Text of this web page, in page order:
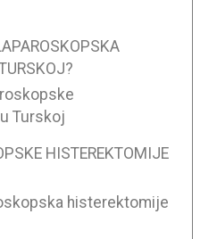
Turskoj
HISTEREKTOMIJE
histerektomije